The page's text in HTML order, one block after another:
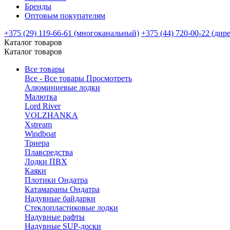
Бренды
Оптовым покупателям
+375 (29) 119-66-61 (многоканальный) +375 (44) 720-00-22
Каталог товаров
Каталог товаров
Все товары
Все - Все товары Просмотреть
Алюминиевые лодки
Малютка
Lord River
VOLZHANKA
Xstream
Windboat
Триера
Плавсредства
Лодки ПВХ
Каяки
Плотики Ондатра
Катамараны Ондатра
Надувные байдарки
Стеклопластиковые лодки
Надувные рафты
Надувные SUP-доски